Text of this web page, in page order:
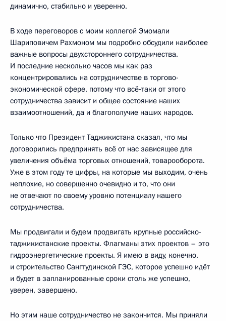
динамично, стабильно и уверенно.
В ходе переговоров с моим коллегой Эмомали
Шариповичем Рахмоном мы подробно обсудили наиболее
важные вопросы двухстороннего сотрудничества.
И последние несколько часов мы как раз
концентрировались на сотрудничестве в торгово-
экономической сфере, потому что всё‑таки от этого
сотрудничества зависит и общее состояние наших
взаимоотношений, да и благополучие наших народов.
Только что Президент Таджикистана сказал, что мы
договорились предпринять всё от нас зависящее для
увеличения объёма торговых отношений, товарооборота.
Уже в этом году те цифры, на которые мы выходим, очень
неплохие, но совершенно очевидно и то, что они
не отвечают по своему уровню потенциалу нашего
сотрудничества.
Мы продвигали и будем продвигать крупные российско-
таджикистанские проекты. Флагманы этих проектов – это
гидроэнергетические проекты. Я имею в виду, конечно,
и строительство Сангтудинской ГЭС, которое успешно идёт
и будет в запланированные сроки столь же успешно,
уверен, завершено.
Но этим наше сотрудничество не закончится. Мы приняли